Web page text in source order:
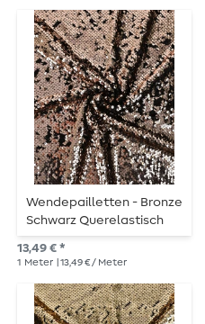
Wendepailletten - Bronze
Schwarz Querelastisch
13,49 € *
1 Meter | 13,49 € / Meter